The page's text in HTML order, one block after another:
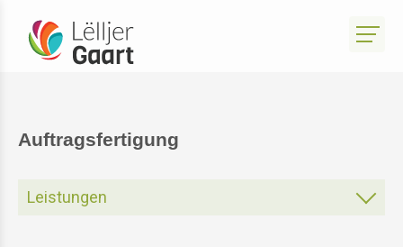
Auftragsfertigung
Leistungen